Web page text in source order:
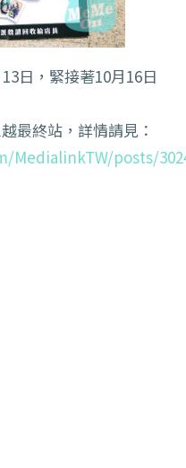
日，緊接著10月16日
最終站，詳情請見：
posts/